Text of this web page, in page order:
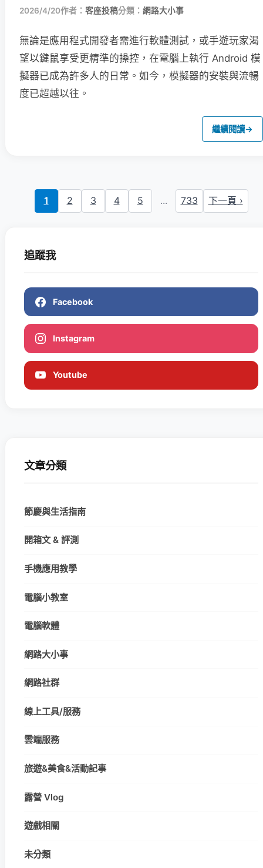
2026/4/20作者： 客座投稿分類： 網路大小事
無論是應用程式開發者需進行軟體測試，或手遊玩家渴
望以鍵鼠享受更精準的操控，在電腦上執行 Android 模
擬器已成為許多人的日常。如今，模擬器的安裝與流暢
度已超越以往。
繼續閱讀→
1 2 3 4 5 ... 733 下一頁 ›
追蹤我
Facebook
Instagram
Youtube
文章分類
節慶與生活指南
開箱文 & 評測
手機應用教學
電腦小教室
電腦軟體
網路大小事
網路社群
線上工具/服務
雲端服務
旅遊&美食&活動記事
露營 Vlog
遊戲相關
未分類